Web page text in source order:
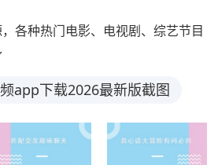
各种热门电影、电视剧、综艺节目
app下载2026最新版截图